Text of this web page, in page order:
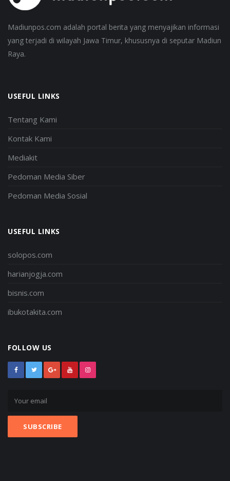
Madiunpos.com adalah portal berita yang menyajikan informasi
yang terjadi di wilayah Jawa Timur, khususnya di seputar Madiun
Raya.
USEFUL LINKS
Tentang Kami
Kontak Kami
Mediakit
Pedoman Media Siber
Pedoman Media Sosial
USEFUL LINKS
solopos.com
harianjogja.com
bisnis.com
ibukotakita.com
FOLLOW US